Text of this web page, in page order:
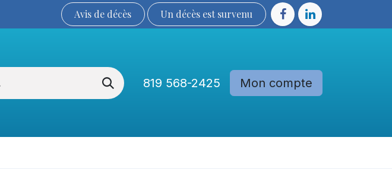
Avis de décès Un décès est sur​​​​​​​​ve​nu​​​​​​​​​​
819 568-2425 Mon compte